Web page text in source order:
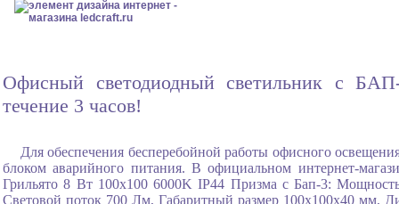
Офисный светодиодный светильник с
течение 3 часов!
Для обеспечения бесперебойной работы офисного
блоком аварийного питания. В официальном интернет-
Грильято 8 Вт 100x100 6000K IP44 Призма с Бап-3:
Световой поток 700 Лм, Габаритный размер 100x100x40 мм,